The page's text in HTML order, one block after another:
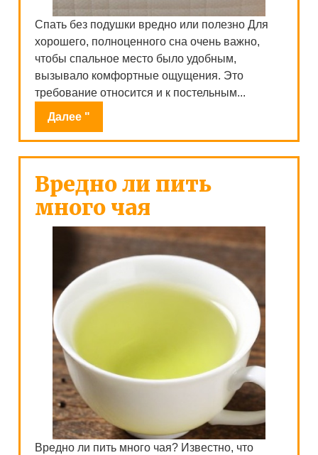
Спать без подушки вредно или полезно Для
хорошего, полноценного сна очень важно,
чтобы спальное место было удобным,
вызывало комфортные ощущения. Это
требование относится и к постельным...
Далее "
Вредно ли пить
много чая
Вредно ли пить много чая? Известно, что